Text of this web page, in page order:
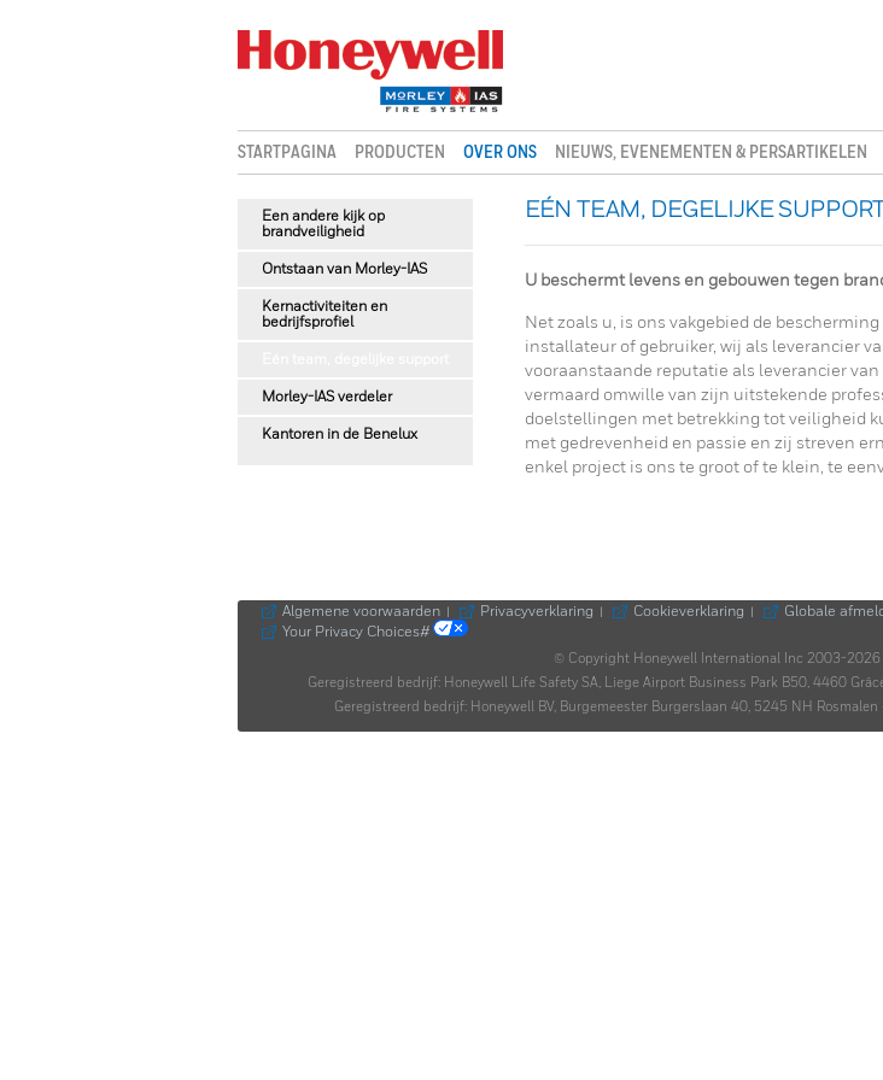
STARTPAGINA PRODUCTEN OVER ONS NIEUWS, EVENEMENTEN & PERSARTIKELEN
Een andere kijk op
brandveiligheid
Ontstaan van Morley-IAS
Kernactiviteiten en
bedrijfsprofiel
Morley-IAS verdeler
Kantoren in de Benelux
EÉN TEAM, DEGELIJKE
U beschermt levens en gebouwen tegen
Net zoals u, is ons vakgebied de
installateur of gebruiker, wij als leverancier
vooraanstaande reputatie als leverancier
vermaard omwille van zijn uitstekende
doelstellingen met betrekking tot veiligheid
met gedrevenheid en passie en zij streven
enkel project is ons te groot of te klein, te
Algemene voorwaarden Privacyverklaring Cookieverklaring Globale
Your Privacy Choices#
© Copyright Honeywell International Inc 2003-2026
Geregistreerd bedrijf: Honeywell Life Safety SA, Liege Airport Business Park B50, 4460
Geregistreerd bedrijf: Honeywell BV, Burgemeester Burgerslaan 40, 5245 NH